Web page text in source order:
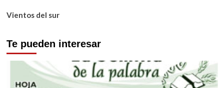
Vientos del sur
Te pueden interesar